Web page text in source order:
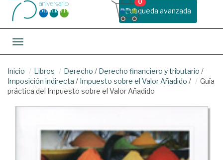
Busqueda avanzada
0
Toggle navigation
Inicio Libros Derecho / Derecho financiero y tributario /
Imposición indirecta / Impuesto sobre el Valor Añadido /
Guía
práctica del Impuesto sobre el Valor Añadido